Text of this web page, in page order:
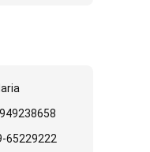
65229222